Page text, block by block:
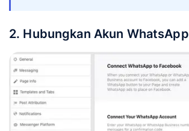
2. Hubungkan Akun WhatsApp